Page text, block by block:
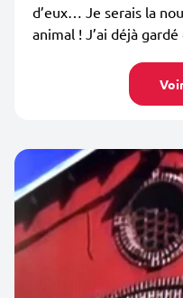
d’eux… Je serais la
animal ! J’ai déjà